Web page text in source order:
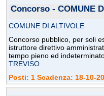
Concorso - COMUNE
COMUNE DI ALTIVOLE
Concorso pubblico, per soli
istruttore direttivo
tempo pieno ed
TREVISO
Posti: 1 Scadenza: 18-10-